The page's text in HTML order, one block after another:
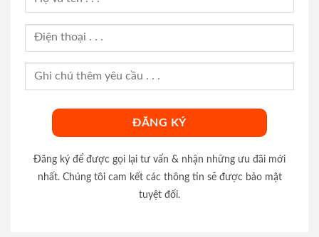
Đăng ký để được gọi lại tư vấn & nhận những ưu đãi mới
nhất. Chúng tôi cam kết các thông tin sẽ được bảo mật
tuyệt đối.